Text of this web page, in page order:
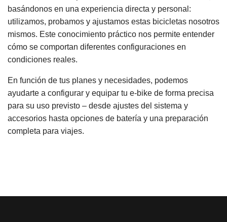
basándonos en una experiencia directa y personal:
utilizamos, probamos y ajustamos estas bicicletas nosotros
mismos. Este conocimiento práctico nos permite entender
cómo se comportan diferentes configuraciones en
condiciones reales.
En función de tus planes y necesidades, podemos
ayudarte a configurar y equipar tu e-bike de forma precisa
para su uso previsto – desde ajustes del sistema y
accesorios hasta opciones de batería y una preparación
completa para viajes.